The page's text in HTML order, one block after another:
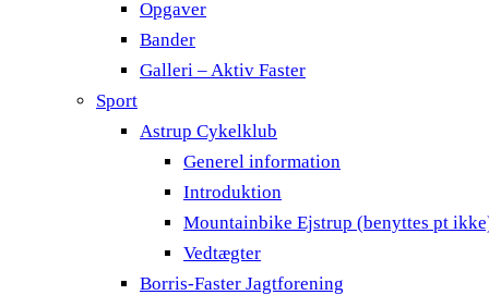
Opgaver
Bander
Galleri – Aktiv Faster
Sport
Astrup Cykelklub
Generel information
Introduktion
Mountainbike Ejstrup (benyttes pt
Vedtægter
Borris-Faster Jagtforening